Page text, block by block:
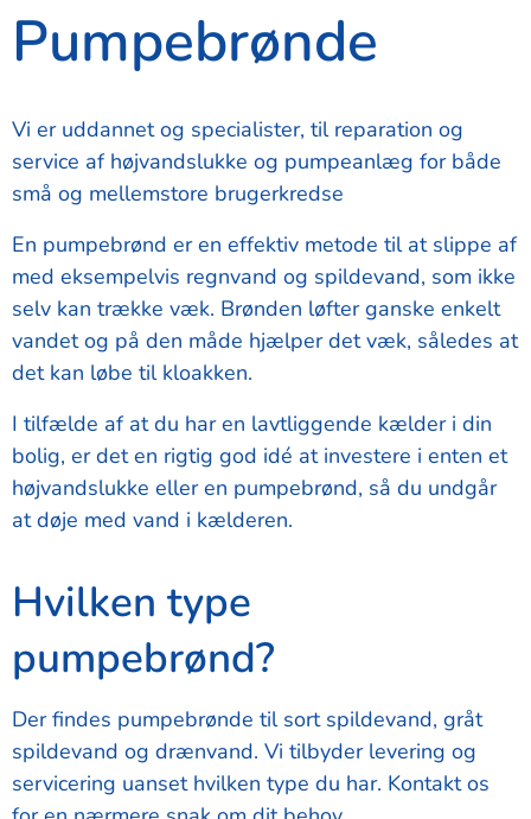
Pumpebrønde
Vi er uddannet og specialister, til reparation og
service af højvandslukke og pumpeanlæg for både
små og mellemstore brugerkredse
En pumpebrønd er en effektiv metode til at slippe af
med eksempelvis regnvand og spildevand, som ikke
selv kan trække væk. Brønden løfter ganske enkelt
vandet og på den måde hjælper det væk, således at
det kan løbe til kloakken.
I tilfælde af at du har en lavtliggende kælder i din
bolig, er det en rigtig god idé at investere i enten et
højvandslukke eller en pumpebrønd, så du undgår
at døje med vand i kælderen.
Hvilken type
pumpebrønd?
Der findes pumpebrønde til sort spildevand, gråt
spildevand og drænvand. Vi tilbyder levering og
servicering uanset hvilken type du har. Kontakt os